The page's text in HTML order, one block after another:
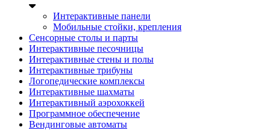
Интерактивные панели
Мобильные стойки, крепления
Сенсорные столы и парты
Интерактивные песочницы
Интерактивные стены и полы
Интерактивные трибуны
Логопедические комплексы
Интерактивные шахматы
Интерактивный аэрохоккей
Программное обеспечение
Вендинговые автоматы